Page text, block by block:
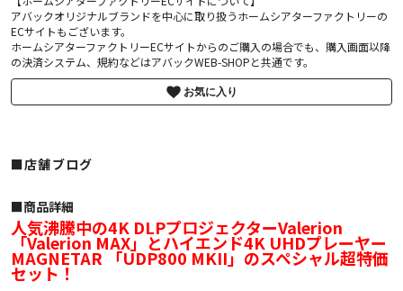
アバックオリジナルブランドを中心に取り扱うホームシアターファクトリーの
ECサイトもございます。
ホームシアターファクトリーECサイトからのご購入の場合でも、購入画面以降
の決済システム、規約などはアバックWEB-SHOPと共通です。
お気に入り
■店舗ブログ
■︎商品詳細
人気沸騰中の4K DLPプロジェクターValerion
「Valerion MAX」とハイエンド4K UHDプレーヤー
MAGNETAR 「UDP800 MKII」のスペシャル超特価
セット！